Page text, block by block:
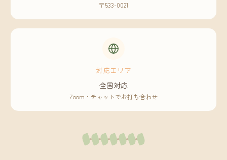
〒533-0021
対応エリア
全国対応
Zoom・チャットでお打ち合わせ